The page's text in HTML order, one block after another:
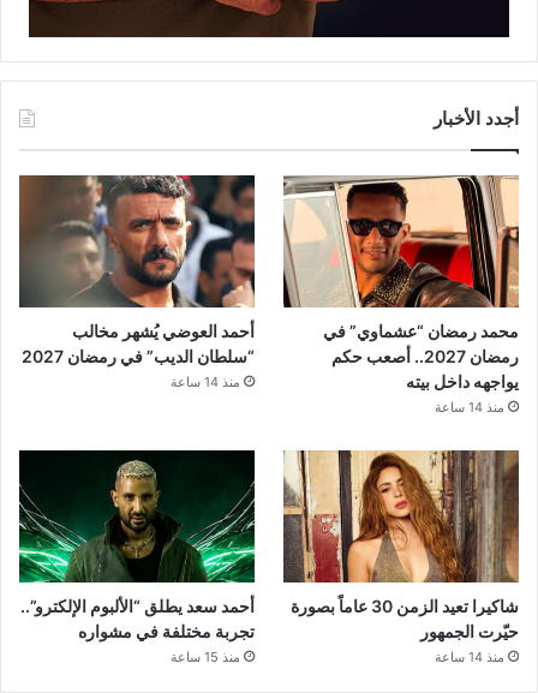
أجدد الأخبار
محمد رمضان “عشماوي” في
رمضان 2027.. أصعب حكم
يواجهه داخل بيته
منذ 14 ساعة
أحمد العوضي يُشهر مخالب
“سلطان الديب” في رمضان 2027
منذ 14 ساعة
شاكيرا تعيد الزمن 30 عاماً بصورة
حيّرت الجمهور
منذ 14 ساعة
أحمد سعد يطلق “الألبوم الإلكترو”..
تجربة مختلفة في مشواره
منذ 15 ساعة